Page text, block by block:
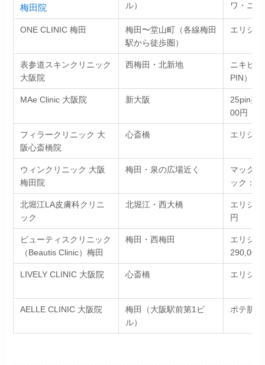
梅田院
ル）
ワ・ニ
ONE CLINIC 梅田
梅田〜堂山町（各線梅田
駅から徒歩圏）
エリシ
表参道スキンクリニック
大阪院
西梅田・北新地
ニキビ
PIN）
MAe Clinic 大阪院 新大阪
25pin美
00円（
フィラークリニック 大
阪心斎橋院
心斎橋 エリシ
ウィンクリニック 大阪
梅田院
梅田・泉の広場近く
マック
ック：
北堀江LA皮膚科クリニ
ック
北堀江・西大橋
エリシ
円
ビューティスクリニック
（Beautis Clinic）梅田
梅田・西梅田
エリシ
290,000
LIVELY CLINIC 大阪院 心斎橋 エリシ
AELLE CLINIC 大阪院
梅田（大阪駅前第1ビ
ル）
ポテ肌®